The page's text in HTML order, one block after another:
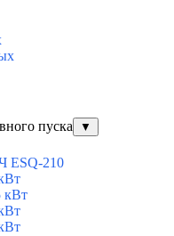
пуска
▼
ESQ-210
кВт